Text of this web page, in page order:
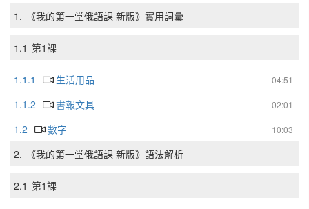
1. 《我的第一堂俄語課 新版》實用詞彙
1.1 第1課
1.1.1 04:51
生活用品
1.1.2
02:01
書報文具
1.2
10:03
數字
2.
《我的第一堂俄語課 新版》語法解析
2.1 第1課